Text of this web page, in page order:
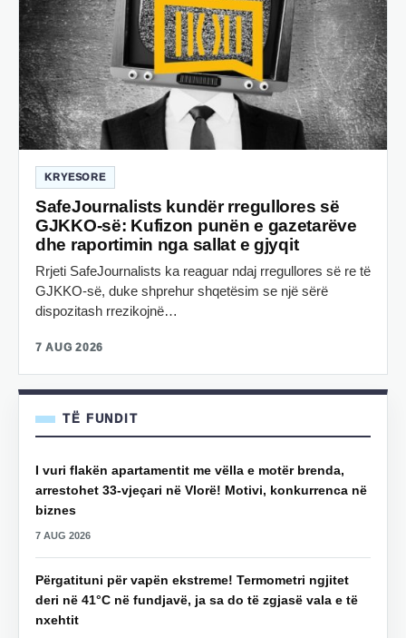
KRYESORE
SafeJournalists kundër rregullores së
GJKKO-së: Kufizon punën e gazetarëve
dhe raportimin nga sallat e gjyqit
Rrjeti SafeJournalists ka reaguar ndaj rregullores së re të
GJKKO-së, duke shprehur shqetësim se një sërë
dispozitash rrezikojnë…
7 AUG 2026
TË FUNDIT
I vuri flakën apartamentit me vëlla e motër brenda,
arrestohet 33-vjeçari në Vlorë! Motivi, konkurrenca në
biznes
7 AUG 2026
Përgatituni për vapën ekstreme! Termometri ngjitet
deri në 41°C në fundjavë, ja sa do të zgjasë vala e të
nxehtit